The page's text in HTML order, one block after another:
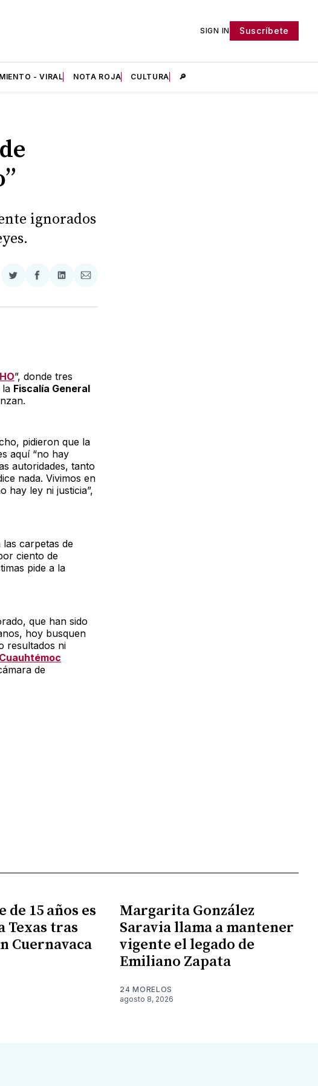
SIGN IN Suscríbete
- VIRAL NOTA ROJA CULTURA 🔎
ignorados
Compartir
Twitter
Compartir
Facebook
Compartir
LinkedIn
Compartir
Email
”, donde tres
la Fiscalía General
pidieron que la
aquí “no hay
autoridades, tanto
nada. Vivimos en
hay ley ni justicia”,
carpetas de
ciento de
pide a la
que han sido
hoy busquen
resultados ni
Cuauhtémoc
de
de 15 años es
Texas tras
Cuernavaca
Margarita González
Saravia llama a mantener
vigente el legado de
Emiliano Zapata
24 MORELOS
agosto 8, 2026